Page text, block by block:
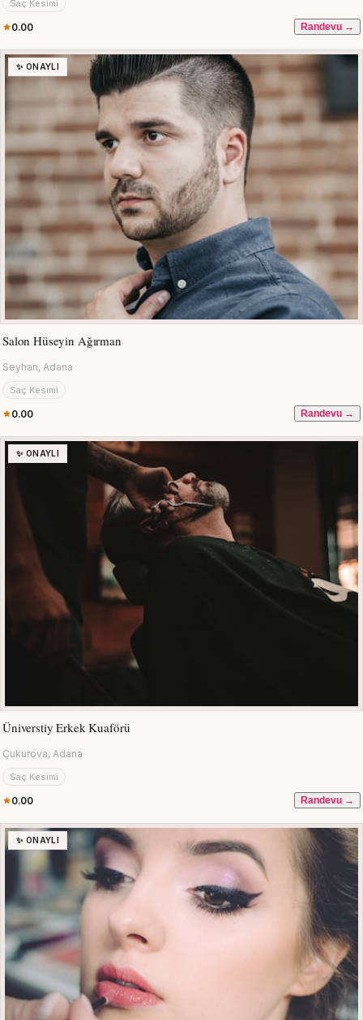
Saç Kesimi
0.00 Randevu →
✨ ONAYLI
Salon Hüseyin Ağırman
Seyhan, Adana
Saç Kesimi
0.00 Randevu →
✨ ONAYLI
Üniverstiy Erkek Kuaförü
Çukurova, Adana
Saç Kesimi
0.00 Randevu →
✨ ONAYLI